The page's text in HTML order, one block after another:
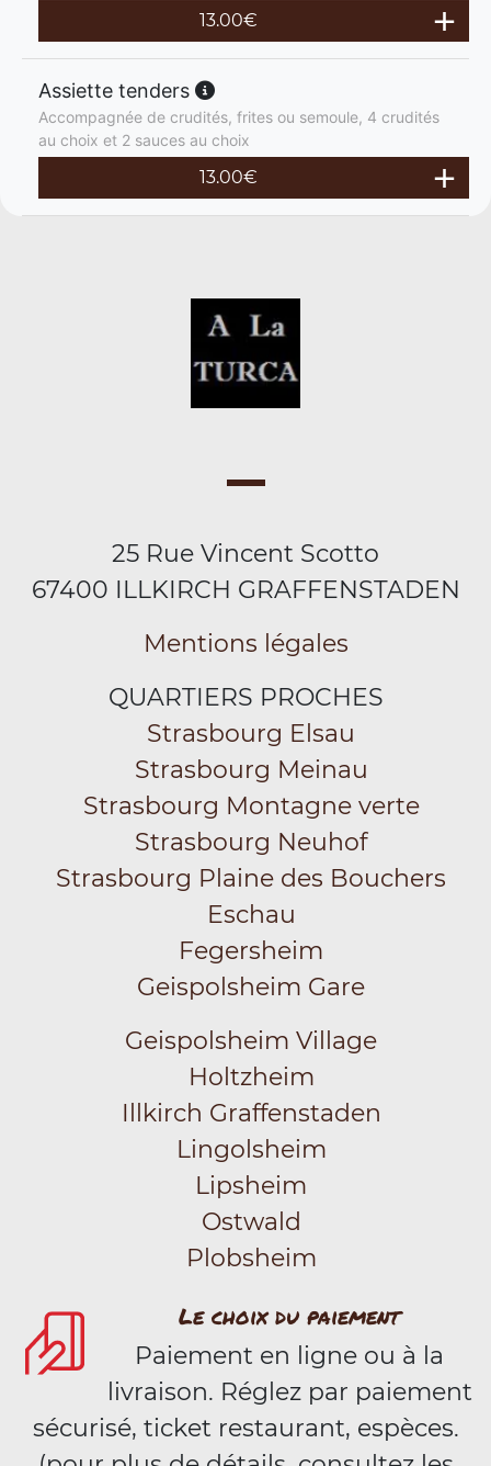
13.00€
Assiette tenders
Accompagnée de crudités, frites ou semoule, 4 crudités
au choix et 2 sauces au choix
13.00€
25 Rue Vincent Scotto
67400 ILLKIRCH GRAFFENSTADEN
Mentions légales
QUARTIERS PROCHES
Strasbourg Elsau
Strasbourg Meinau
Strasbourg Montagne verte
Strasbourg Neuhof
Strasbourg Plaine des Bouchers
Eschau
Fegersheim
Geispolsheim Gare
Geispolsheim Village
Holtzheim
Illkirch Graffenstaden
Lingolsheim
Lipsheim
Ostwald
Plobsheim
Le choix du paiement
Paiement en ligne ou à la
livraison. Réglez par paiement
sécurisé, ticket restaurant, espèces.